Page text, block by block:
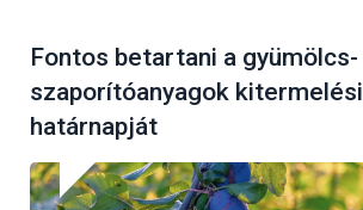
Fontos betartani a
szaporítóanyagok kitermelési
határnapját